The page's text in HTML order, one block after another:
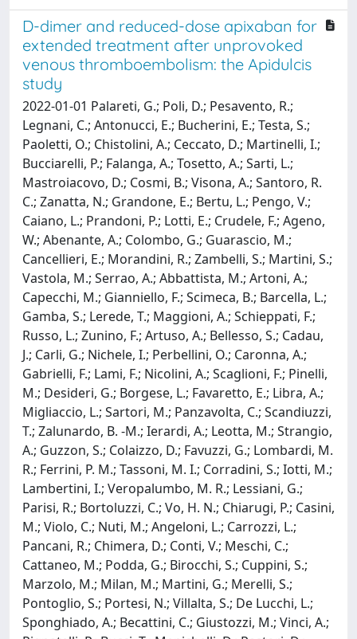
D-dimer and reduced-dose apixaban for
extended treatment after unprovoked
venous thromboembolism: the Apidulcis
study
2022-01-01 Palareti, G.; Poli, D.; Pesavento, R.;
Legnani, C.; Antonucci, E.; Bucherini, E.; Testa, S.;
Paoletti, O.; Chistolini, A.; Ceccato, D.; Martinelli, I.;
Bucciarelli, P.; Falanga, A.; Tosetto, A.; Sarti, L.;
Mastroiacovo, D.; Cosmi, B.; Visona, A.; Santoro, R.
C.; Zanatta, N.; Grandone, E.; Bertu, L.; Pengo, V.;
Caiano, L.; Prandoni, P.; Lotti, E.; Crudele, F.; Ageno,
W.; Abenante, A.; Colombo, G.; Guarascio, M.;
Cancellieri, E.; Morandini, R.; Zambelli, S.; Martini, S.;
Vastola, M.; Serrao, A.; Abbattista, M.; Artoni, A.;
Capecchi, M.; Gianniello, F.; Scimeca, B.; Barcella, L.;
Gamba, S.; Lerede, T.; Maggioni, A.; Schieppati, F.;
Russo, L.; Zunino, F.; Artuso, A.; Bellesso, S.; Cadau,
J.; Carli, G.; Nichele, I.; Perbellini, O.; Caronna, A.;
Gabrielli, F.; Lami, F.; Nicolini, A.; Scaglioni, F.; Pinelli,
M.; Desideri, G.; Borgese, L.; Favaretto, E.; Libra, A.;
Migliaccio, L.; Sartori, M.; Panzavolta, C.; Scandiuzzi,
T.; Zalunardo, B. -M.; Ierardi, A.; Leotta, M.; Strangio,
A.; Guzzon, S.; Colaizzo, D.; Favuzzi, G.; Lombardi, M.
R.; Ferrini, P. M.; Tassoni, M. I.; Corradini, S.; Iotti, M.;
Lambertini, I.; Veropalumbo, M. R.; Lessiani, G.;
Parisi, R.; Bortoluzzi, C.; Vo, H. N.; Chiarugi, P.; Casini,
M.; Violo, C.; Nuti, M.; Angeloni, L.; Carrozzi, L.;
Pancani, R.; Chimera, D.; Conti, V.; Meschi, C.;
Cattaneo, M.; Podda, G.; Birocchi, S.; Cuppini, S.;
Marzolo, M.; Milan, M.; Martini, G.; Merelli, S.;
Pontoglio, S.; Portesi, N.; Villalta, S.; De Lucchi, L.;
Sponghiado, A.; Becattini, C.; Giustozzi, M.; Vinci, A.;